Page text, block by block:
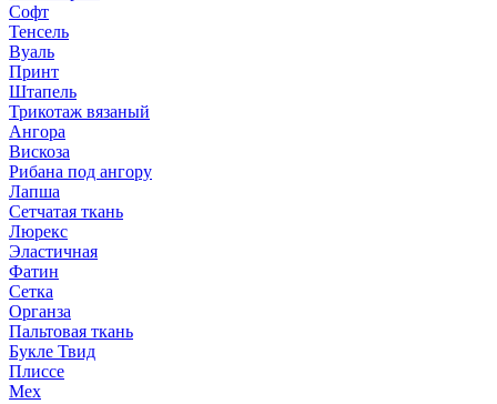
Софт
Тенсель
Вуаль
Принт
Штапель
Трикотаж вязаный
Ангора
Вискоза
Рибана под ангору
Лапша
Сетчатая ткань
Люрекс
Эластичная
Фатин
Сетка
Органза
Пальтовая ткань
Букле Твид
Плиссе
Мех